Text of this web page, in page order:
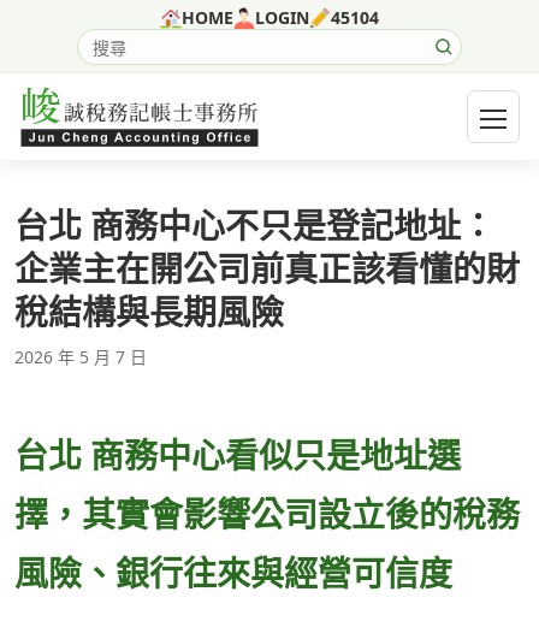
HOME LOGIN 45104
搜尋網站內容
開啟
台北 商務中心不只是登記地址：
企業主在開公司前真正該看懂的財
稅結構與長期風險
2026 年 5 月 7 日
台北 商務中心看似只是地址選
擇，其實會影響公司設立後的稅務
風險、銀行往來與經營可信度